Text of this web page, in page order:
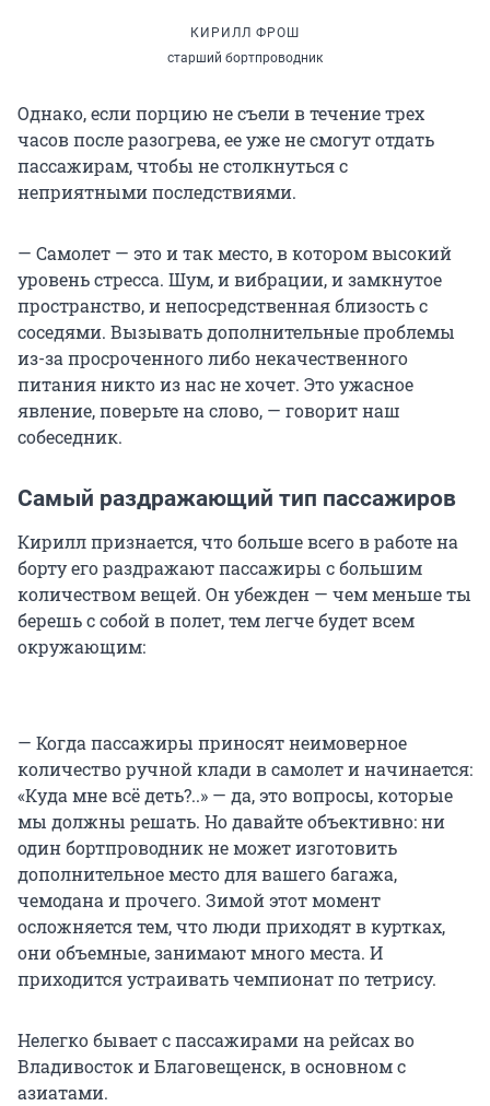
КИРИЛЛ ФРОШ
старший бортпроводник
Однако, если порцию не съели в течение трех
часов после разогрева, ее уже не смогут отдать
пассажирам, чтобы не столкнуться с
неприятными последствиями.
— Самолет — это и так место, в котором высокий
уровень стресса. Шум, и вибрации, и замкнутое
пространство, и непосредственная близость с
соседями. Вызывать дополнительные проблемы
из-за просроченного либо некачественного
питания никто из нас не хочет. Это ужасное
явление, поверьте на слово, — говорит наш
собеседник.
Самый раздражающий тип пассажиров
Кирилл признается, что больше всего в работе на
борту его раздражают пассажиры с большим
количеством вещей. Он убежден — чем меньше ты
берешь с собой в полет, тем легче будет всем
окружающим:
— Когда пассажиры приносят неимоверное
количество ручной клади в самолет и начинается:
«Куда мне всё деть?..» — да, это вопросы, которые
мы должны решать. Но давайте объективно: ни
один бортпроводник не может изготовить
дополнительное место для вашего багажа,
чемодана и прочего. Зимой этот момент
осложняется тем, что люди приходят в куртках,
они объемные, занимают много места. И
приходится устраивать чемпионат по тетрису.
Нелегко бывает с пассажирами на рейсах во
Владивосток и Благовещенск, в основном с
азиатами.